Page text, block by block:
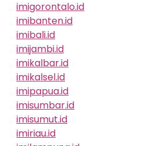
imigorontalo.id
imibanten.id
imibali.id
imijambi.id
imikalbar.id
imikalsel.id
imipapua.id
imisumbar.id
imisumut.id
imiriau.id